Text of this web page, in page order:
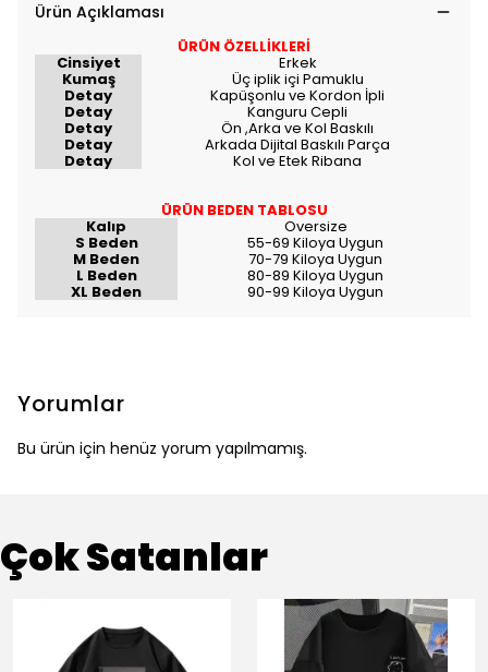
Ürün Açıklaması
ÜRÜN ÖZELLİKLERİ
Cinsiyet Erkek
Kumaş Üç iplik içi Pamuklu
Detay Kapüşonlu ve Kordon İpli
Detay Kanguru Cepli
Detay Ön ,Arka ve Kol Baskılı
Detay Arkada Dijital Baskılı Parça
Detay Kol ve Etek Ribana
ÜRÜN BEDEN TABLOSU
Kalıp Oversize
S Beden 55-69 Kiloya Uygun
M Beden 70-79 Kiloya Uygun
L Beden 80-89 Kiloya Uygun
XL Beden 90-99 Kiloya Uygun
Yorumlar
Bu ürün için henüz yorum yapılmamış.
Çok Satanlar